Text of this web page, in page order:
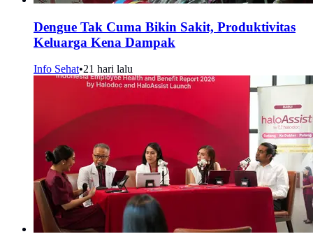
Dengue Tak Cuma Bikin Sakit, Produktivitas
Keluarga Kena Dampak
Info Sehat•21 hari lalu